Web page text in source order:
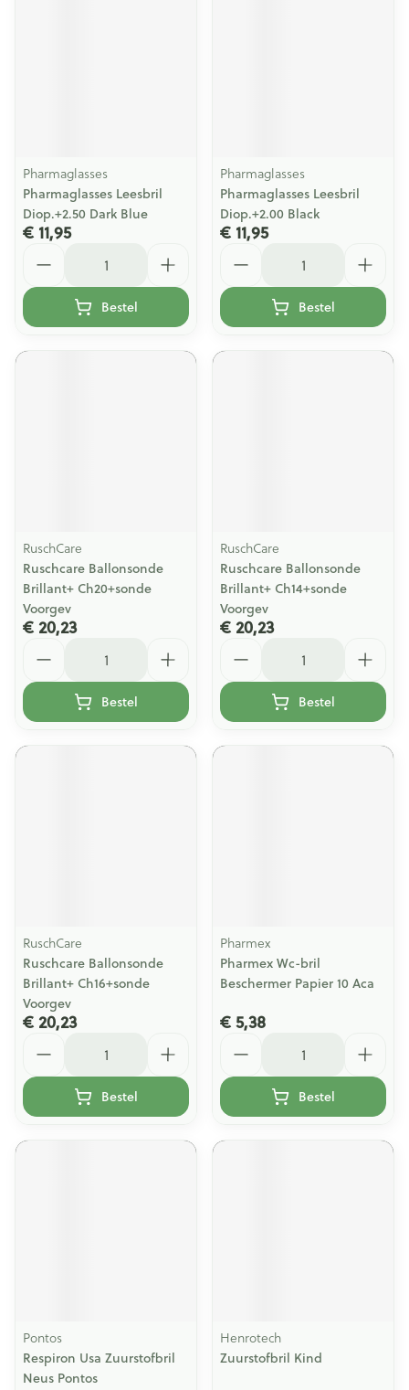
Pharmaglasses
Pharmaglasses Leesbril
Diop.+2.50 Dark Blue
€ 11,95
Bestel
Pharmaglasses
Pharmaglasses Leesbril
Diop.+2.00 Black
€ 11,95
Bestel
RuschCare
Ruschcare Ballonsonde
Brillant+ Ch20+sonde
Voorgev
€ 20,23
Bestel
RuschCare
Ruschcare Ballonsonde
Brillant+ Ch14+sonde
Voorgev
€ 20,23
Bestel
RuschCare
Ruschcare Ballonsonde
Brillant+ Ch16+sonde
Voorgev
€ 20,23
Bestel
Pharmex
Pharmex Wc-bril
Beschermer Papier 10 Aca
€ 5,38
Bestel
Pontos
Respiron Usa Zuurstofbril
Neus Pontos
Henrotech
Zuurstofbril Kind